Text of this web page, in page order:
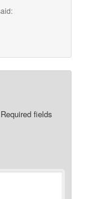
Required fields